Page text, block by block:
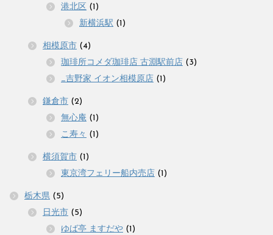
港北区 (1)
新横浜駅 (1)
相模原市 (4)
珈琲所コメダ珈琲店 古淵駅前店 (3)
_吉野家 イオン相模原店 (1)
鎌倉市 (2)
無心庵 (1)
こ寿々 (1)
横須賀市 (1)
東京湾フェリー船内売店 (1)
栃木県 (5)
日光市 (5)
ゆば亭 ますだや (1)